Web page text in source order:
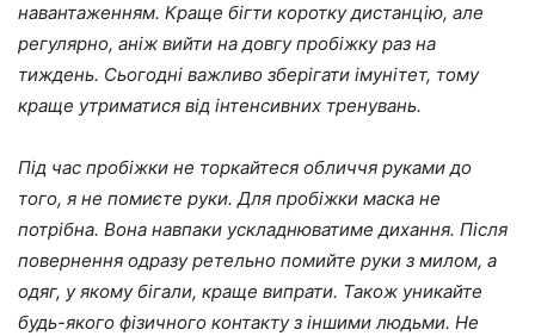
навантаженням. Краще бігти коротку дистанцію, але
регулярно, аніж вийти на довгу пробіжку раз на
тиждень. Сьогодні важливо зберігати імунітет, тому
краще утриматися від інтенсивних тренувань.
Під час пробіжки не торкайтеся обличчя руками до
того, я не помиєте руки. Для пробіжки маска не
потрібна. Вона навпаки ускладнюватиме дихання. Після
повернення одразу ретельно помийте руки з милом, а
одяг, у якому бігали, краще випрати. Також уникайте
будь-якого фізичного контакту з іншими людьми. Не